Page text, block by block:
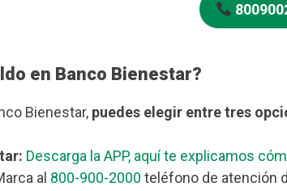
en Banco Bienestar?
Bienestar, puedes elegir entre tres
Descarga la APP, aquí te explicamos
al 800-900-2000 teléfono de atención